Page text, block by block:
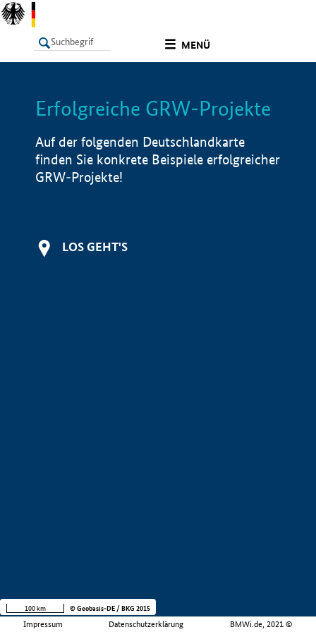
MENÜ
LISTE Info
Erfolgreiche GRW-Projekte
Auf der folgenden Deutschlandkarte
finden Sie konkrete Beispiele erfolgreicher
GRW-Projekte!
LOS GEHT'S
Impressum Datenschutzerklärung BMWi.de, 2021 ©
100 km © Geobasis-DE / BKG 2015